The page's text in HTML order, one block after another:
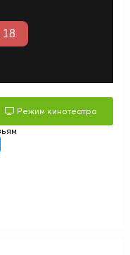
Режим кинотеатра